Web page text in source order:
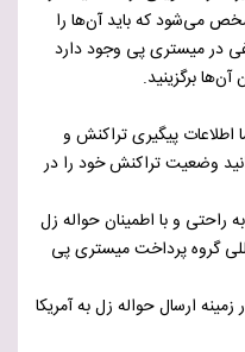
می‌شود که باید آن‌ها را
در میستری پی وجود دارد
برگزینید.
اطلاعات پیگیری تراکنش و
وضعیت تراکنش خود را در
راحتی و با اطمینان حواله زل
گروه پرداخت میستری پی
ارسال حواله زل به آمریکا